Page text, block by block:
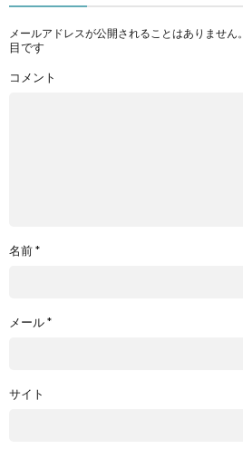
メールアドレスが公開されることはありません。
目です
コメント
名前*
メール*
サイト